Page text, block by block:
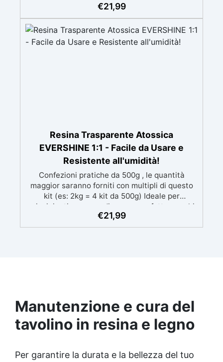
speciali filtri UV Formula densa : non cola via,
in 12-24h garantendo una superficie lucida e
brillante
€21,99
Resina Trasparente Atossica
EVERSHINE 1:1 - Facile da Usare e
Resistente all'umidità!
Confezioni pratiche da 500g , le quantità
maggior saranno forniti con multipli di questo
kit (es: 2kg = 4 kit da 500g) Ideale per
principianti: a prova di errore, perfetta per chi
inizia. Sempre lucida: garantisce una finitura
brillante e uniforme in ogni condizione.
€21,99
Manutenzione e cura del
tavolino in resina e legno
Per garantire la durata e la bellezza del tuo